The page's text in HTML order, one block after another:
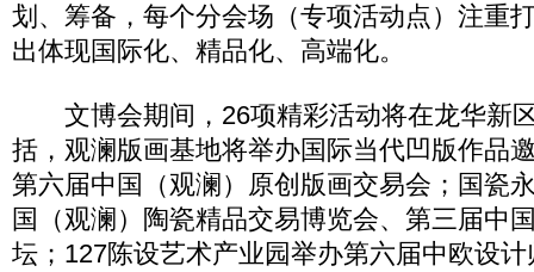
划、筹备，每个分会场（专项活动点）注重
出体现国际化、精品化、高端化。
文博会期间，26项精彩活动将在龙华新
括，观澜版画基地将举办国际当代凹版作品
第六届中国（观澜）原创版画交易会；国瓷
国（观澜）陶瓷精品交易博览会、第三届中
坛；127陈设艺术产业园举办第六届中欧设